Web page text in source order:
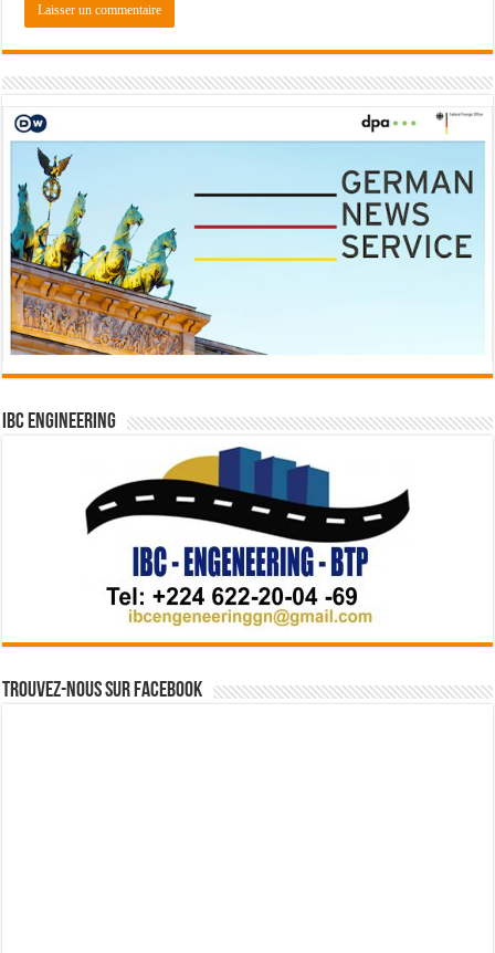
IBC Engineering
Trouvez-nous sur Facebook